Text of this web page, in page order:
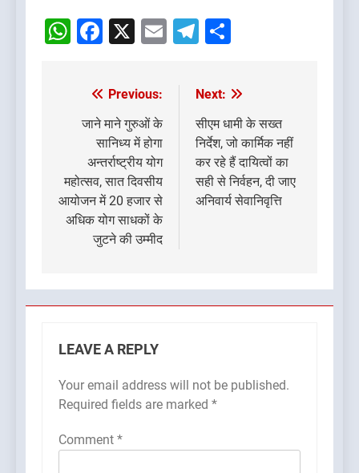
WhatsApp
Facebook
X EmailTelegram
Post
navigation
Previous:
जाने माने गुरुओं के
सानिध्य में होगा
अन्तर्राष्ट्रीय योग
महोत्सव, सात दिवसीय
आयोजन में 20 हजार से
अधिक योग साधकों के
जुटने की उम्मीद
Next:
सीएम धामी के सख्त
निर्देश, जो कार्मिक नहीं
कर रहे हैं दायित्वों का
सही से निर्वहन, दी जाए
अनिवार्य सेवानिवृत्ति
LEAVE A REPLY
Your email address will not be published.
Required fields are marked *
Comment *